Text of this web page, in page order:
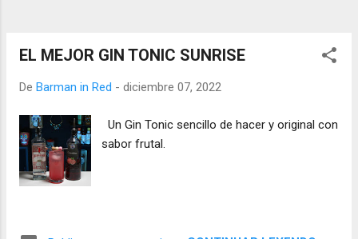
EL MEJOR GIN TONIC SUNRISE
De Barman in Red - diciembre 07, 2022
Un Gin Tonic sencillo de hacer y original con
sabor frutal.